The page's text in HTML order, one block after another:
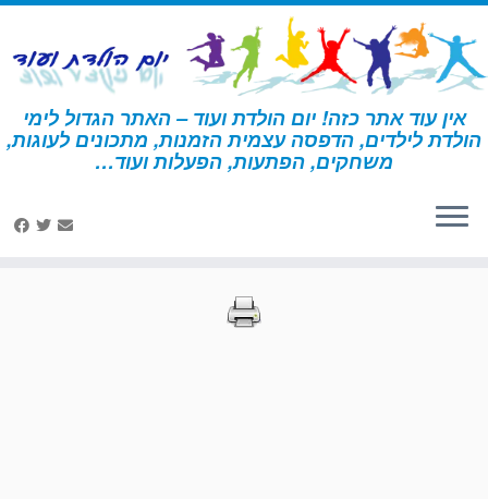
דלג
לתוכן
אין עוד אתר כזה! יום הולדת ועוד – האתר הגדול לימי
הולדת לילדים, הדפסה עצמית הזמנות, מתכונים לעוגות,
משחקים, הפתעות, הפעלות ועוד… דף הבית » הדפסות – הישרדות » עמוד 26
הדפסות – הישרדות